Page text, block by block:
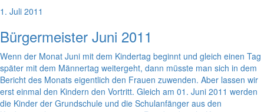
1. Juli 2011
Bürgermeister Juni 2011
Wenn der Monat Juni mit dem Kindertag beginnt und gleich einen Tag
später mit dem Männertag weitergeht, dann müsste man sich in dem
Bericht des Monats eigentlich den Frauen zuwenden. Aber lassen wir
erst einmal den Kindern den Vortritt. Gleich am 01. Juni 2011 werden
die Kinder der Grundschule und die Schulanfänger aus den